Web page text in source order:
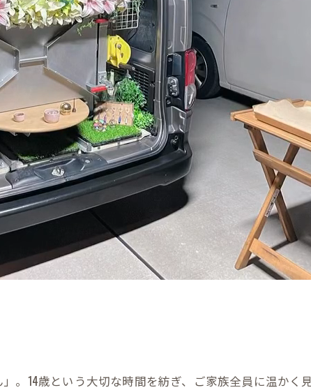
。14歳という大切な時間を紡ぎ、ご家族全員に温かく